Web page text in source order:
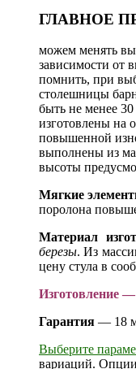
ГЛАВНОЕ
можем менять
зависимости от
помнить, при
столешницы
быть не менее 30
изготовлены на
повышенной
выполнены из
высоты
Мягкие
поролона
Материал
березы. Из
цену стула в
Изготовление —
Гарантия — 18
Выберите
вариаций.